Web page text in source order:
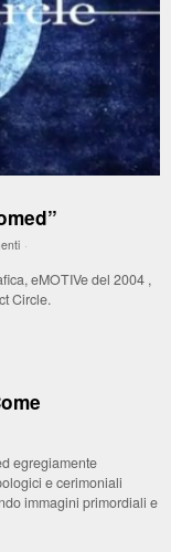
·
eMOTIVe del 2004 ,
Circle.
egregiamente
e cerimoniali
immagini primordiali e